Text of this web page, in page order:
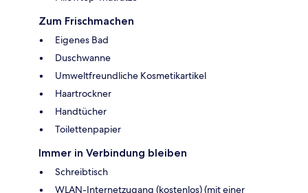
Zum Frischmachen
Eigenes Bad
Duschwanne
Umweltfreundliche Kosmetikartikel
Haartrockner
Handtücher
Toilettenpapier
Immer in Verbindung bleiben
Schreibtisch
WLAN-Internetzugang (kostenlos) (mit einer